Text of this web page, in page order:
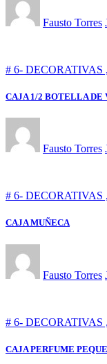
Fausto Torres
# 6-
CAJA 1/2 BOTELLA DE
Fausto Torres
# 6-
CAJA MUÑECA
Fausto Torres
# 6-
CAJA PERFUME